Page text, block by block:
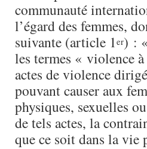
communauté
l’égard des femmes,
suivante (article 1er) :
les termes « violence
actes de violence
pouvant causer aux
physiques, sexuelles
de tels actes, la
que ce soit dans la